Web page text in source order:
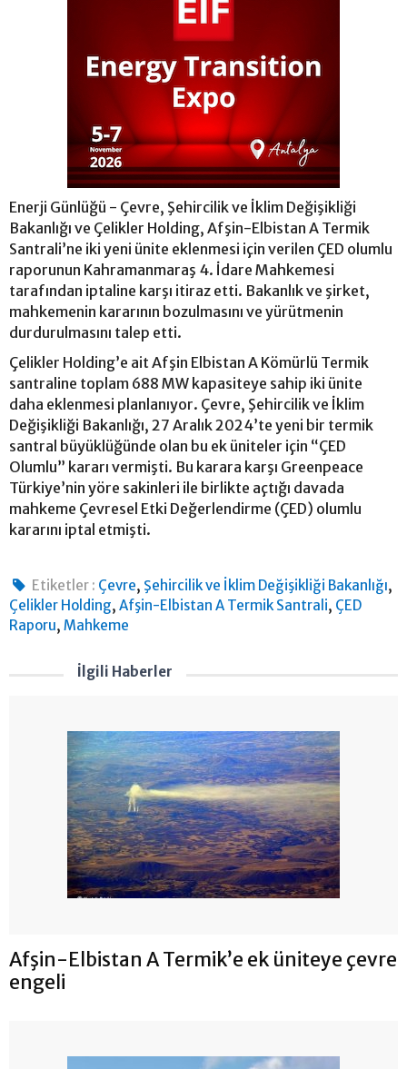
Enerji Günlüğü - Çevre, Şehircilik ve İklim Değişikliği
Bakanlığı ve Çelikler Holding, Afşin-Elbistan A Termik
Santrali’ne iki yeni ünite eklenmesi için verilen ÇED olumlu
raporunun Kahramanmaraş 4. İdare Mahkemesi
tarafından iptaline karşı itiraz etti. Bakanlık ve şirket,
mahkemenin kararının bozulmasını ve yürütmenin
durdurulmasını talep etti.
Çelikler Holding’e ait Afşin Elbistan A Kömürlü Termik
santraline toplam 688 MW kapasiteye sahip iki ünite
daha eklenmesi planlanıyor. Çevre, Şehircilik ve İklim
Değişikliği Bakanlığı, 27 Aralık 2024’te yeni bir termik
santral büyüklüğünde olan bu ek üniteler için “ÇED
Olumlu” kararı vermişti. Bu karara karşı Greenpeace
Türkiye’nin yöre sakinleri ile birlikte açtığı davada
mahkeme Çevresel Etki Değerlendirme (ÇED) olumlu
kararını iptal etmişti.
Etiketler : Çevre, Şehircilik ve İklim Değişikliği Bakanlığı,
Çelikler Holding, Afşin-Elbistan A Termik Santrali, ÇED
Raporu, Mahkeme
İlgili Haberler
Afşin-Elbistan A Termik’e ek üniteye çevre
engeli